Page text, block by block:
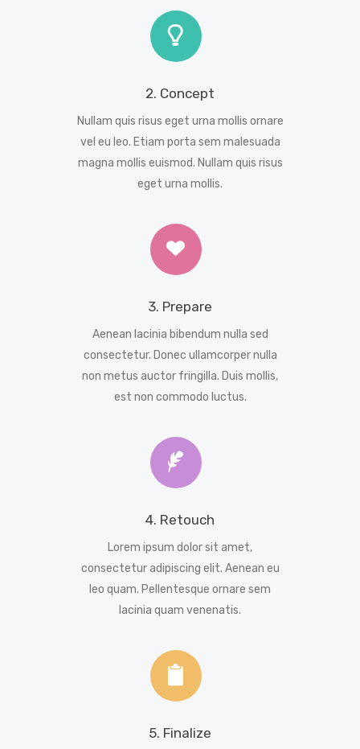
2. Concept
Nullam quis risus eget urna mollis ornare
vel eu leo. Etiam porta sem malesuada
magna mollis euismod. Nullam quis risus
eget urna mollis.
3. Prepare
Aenean lacinia bibendum nulla sed
consectetur. Donec ullamcorper nulla
non metus auctor fringilla. Duis mollis,
est non commodo luctus.
4. Retouch
Lorem ipsum dolor sit amet,
consectetur adipiscing elit. Aenean eu
leo quam. Pellentesque ornare sem
lacinia quam venenatis.
5. Finalize